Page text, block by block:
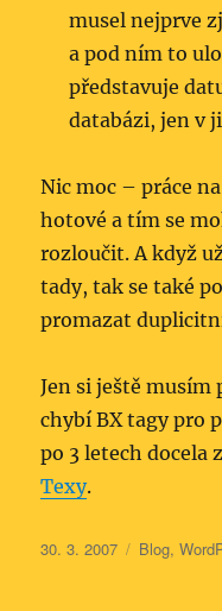
musel nejprve
a pod ním to
představuje
databázi, jen v
Nic moc – práce
hotové a tím se
rozloučit. A když
tady, tak se také
promazat
Jen si ještě
chybí BX tagy pro
po 3 letech docela
Texy.
Publikováno:
30. 3. 2007 Rubriky:
Blog,